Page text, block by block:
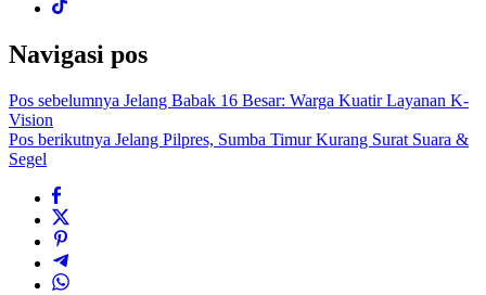
Navigasi pos
Pos sebelumnya Jelang Babak 16 Besar: Warga Kuatir Layanan K-
Vision
Pos berikutnya Jelang Pilpres, Sumba Timur Kurang Surat Suara &
Segel